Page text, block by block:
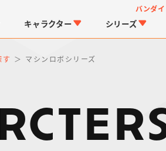
バンダ
キャラクター シリーズ
す マシンロボシリーズ